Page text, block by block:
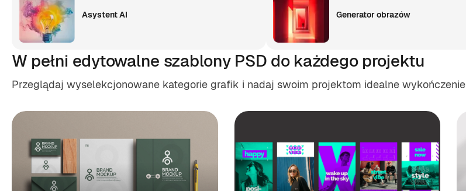
Asystent AI Generator obrazów
W pełni edytowalne szablony PSD do każdego projektu
Przeglądaj wyselekcjonowane kategorie grafik i nadaj swoim projektom idealne wykończenie